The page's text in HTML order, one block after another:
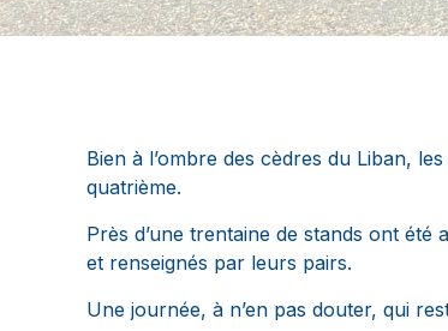
Bien à l’ombre des cèdres du Liban,
quatrième.
Près d’une trentaine de stands ont
et renseignés par leurs pairs.
Une journée, à n’en pas douter, qui